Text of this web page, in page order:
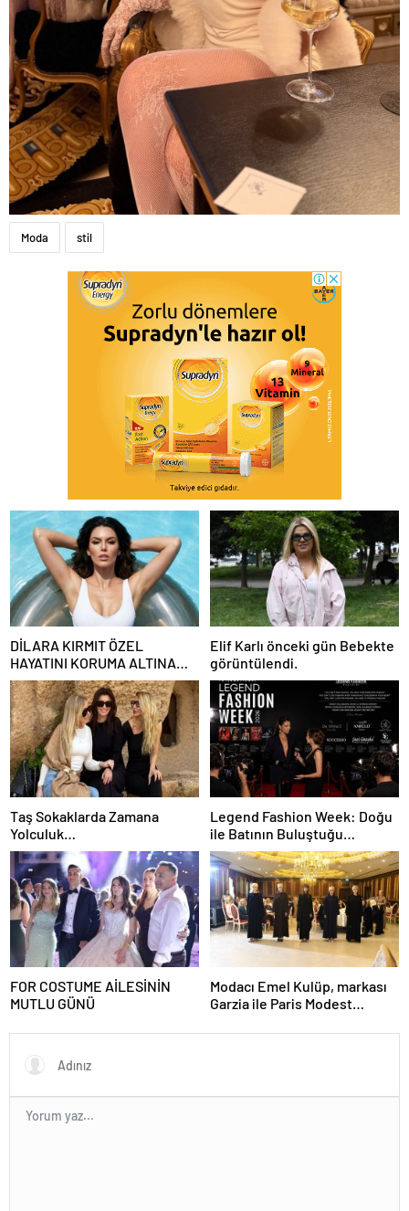
Moda stil
DİLARA KIRMIT ÖZEL
HAYATINI KORUMA ALTINA
ALDI
Elif Karlı önceki gün Bebekte
görüntülendi.
Taş Sokaklarda Zamana
Yolculuk…
Legend Fashion Week: Doğu
ile Batının Buluştuğu
Uluslararası Moda Sahnesi
FOR COSTUME AİLESİNİN
MUTLU GÜNÜ
Modacı Emel Kulüp, markası
Garzia ile Paris Modest
doldurdu.